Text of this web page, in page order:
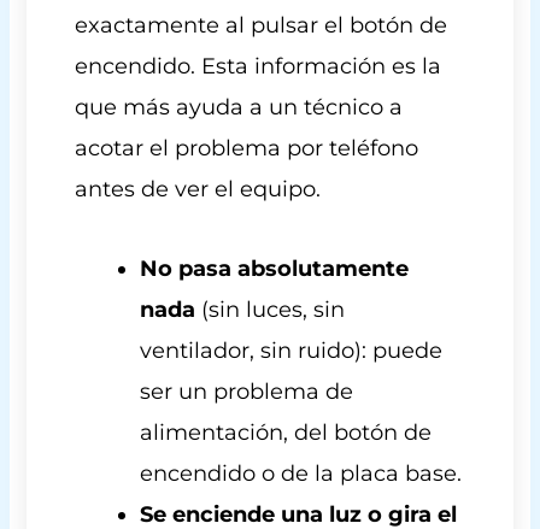
exactamente al pulsar el botón de
encendido. Esta información es la
que más ayuda a un técnico a
acotar el problema por teléfono
antes de ver el equipo.
No pasa absolutamente
nada (sin luces, sin
ventilador, sin ruido): puede
ser un problema de
alimentación, del botón de
encendido o de la placa base.
Se enciende una luz o gira el